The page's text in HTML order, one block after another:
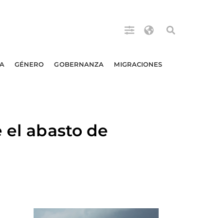
GÉNERO GOBERNANZA MIGRACIONES
el abasto de